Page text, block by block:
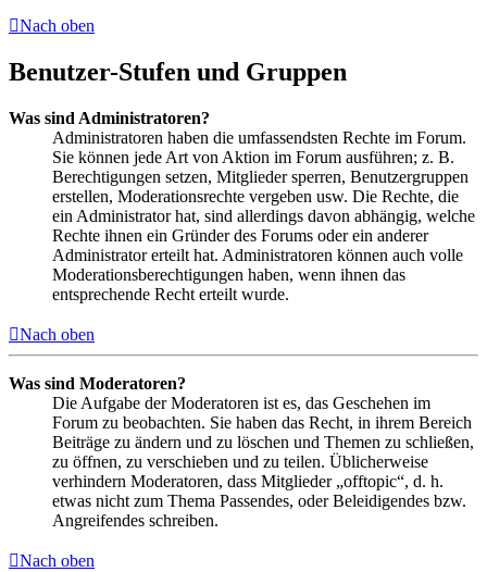
Nach oben
Benutzer-Stufen und Gruppen
Was sind Administratoren?
Administratoren haben die umfassendsten Rechte im Forum.
Sie können jede Art von Aktion im Forum ausführen; z. B.
Berechtigungen setzen, Mitglieder sperren, Benutzergruppen
erstellen, Moderationsrechte vergeben usw. Die Rechte, die
ein Administrator hat, sind allerdings davon abhängig, welche
Rechte ihnen ein Gründer des Forums oder ein anderer
Administrator erteilt hat. Administratoren können auch volle
Moderationsberechtigungen haben, wenn ihnen das
entsprechende Recht erteilt wurde.
Nach oben
Was sind Moderatoren?
Die Aufgabe der Moderatoren ist es, das Geschehen im
Forum zu beobachten. Sie haben das Recht, in ihrem Bereich
Beiträge zu ändern und zu löschen und Themen zu schließen,
zu öffnen, zu verschieben und zu teilen. Üblicherweise
verhindern Moderatoren, dass Mitglieder „offtopic“, d. h.
etwas nicht zum Thema Passendes, oder Beleidigendes bzw.
Angreifendes schreiben.
Nach oben